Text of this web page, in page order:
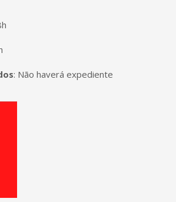
: Não haverá expediente